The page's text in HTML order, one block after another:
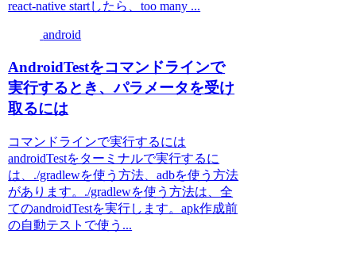
react-native startしたら、too many ...
android
AndroidTestをコマンドラインで
実行するとき、パラメータを受け
取るには
コマンドラインで実行するには
androidTestをターミナルで実行するに
は、./gradlewを使う方法、adbを使う方法
があります。./gradlewを使う方法は、全
てのandroidTestを実行します。apk作成前
の自動テストで使う...